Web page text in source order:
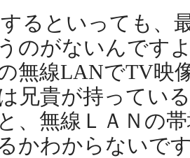
るといっても、
のがないんです
無線LANでTV映
兄貴が持ってい
、無線ＬＡＮの
かわからないで